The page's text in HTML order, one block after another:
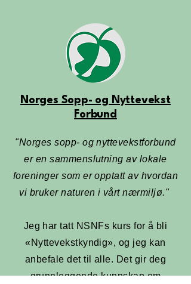
Norges Sopp- og Nyttevekst
Forbund
"Norges sopp- og nyttevekstforbund
er en sammenslutning av lokale
foreninger som er opptatt av hvordan
vi bruker naturen i vårt nærmiljø."
Jeg har tatt NSNFs kurs for å bli
«Nyttevekstkyndig», og jeg kan
anbefale det til alle. Det gir deg
grunnleggende kunnskap om